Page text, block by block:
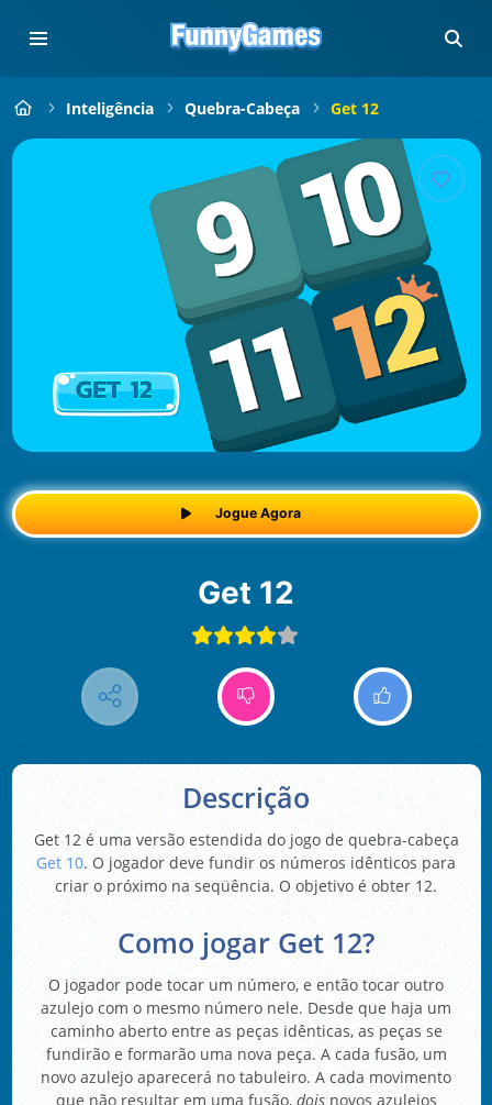
Inteligência Quebra-Cabeça Get 12
Jogue Agora
Get 12
Descrição
Get 12 é uma versão estendida do jogo de quebra-cabeça
Get 10. O jogador deve fundir os números idênticos para
criar o próximo na seqüência. O objetivo é obter 12.
Como jogar Get 12?
O jogador pode tocar um número, e então tocar outro
azulejo com o mesmo número nele. Desde que haja um
caminho aberto entre as peças idênticas, as peças se
fundirão e formarão uma nova peça. A cada fusão, um
novo azulejo aparecerá no tabuleiro. A cada movimento
que não resultar em uma fusão, doisnovos azulejos